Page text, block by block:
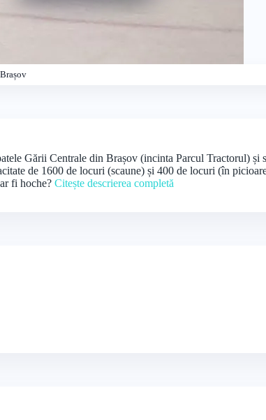
Gării Centrale din Brașov (incinta Parcul Tractorul) și
de 1600 de locuri (scaune) și 400 de locuri (în
fi hoche? Citește descrierea completă